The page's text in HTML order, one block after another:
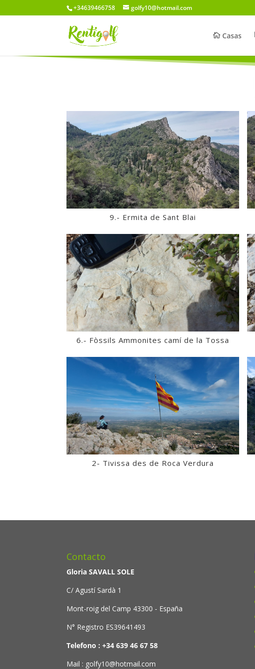
+34639466758 golfy10@hotmail.com
Casas
9.- Ermita de Sant Blai
6.- Fòssils Ammonites camí de la Tossa
2- Tivissa des de Roca Verdura
Contacto
Gloria SAVALL SOLE
C/ Agustí Sardà 1
Mont-roig del Camp 43300 - España
N° Registro ES39641493
Telefono : +34 639 46 67 58
Mail : golfy10@hotmail.com